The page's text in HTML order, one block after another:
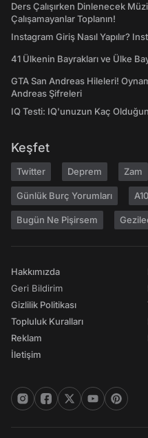
Ders Çalışırken Dinlenecek
Çalışamayanlar Toplanın!
Instagram Giriş Nasıl Yapılır?
41 Ülkenin Bayrakları ve Ülke
GTA San Andreas Hileleri!
Andreas Şifreleri
IQ Testi: IQ'unuzun Kaç
Keşfet
Twitter Deprem Zam
Günlük Burç Yorumları
Bugün Ne Pişirsem
Hakkımızda
Geri Bildirim
Gizlilik Politikası
Topluluk Kuralları
Reklam
İletişim